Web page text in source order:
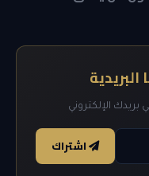
الإلكتروني
اشتراك